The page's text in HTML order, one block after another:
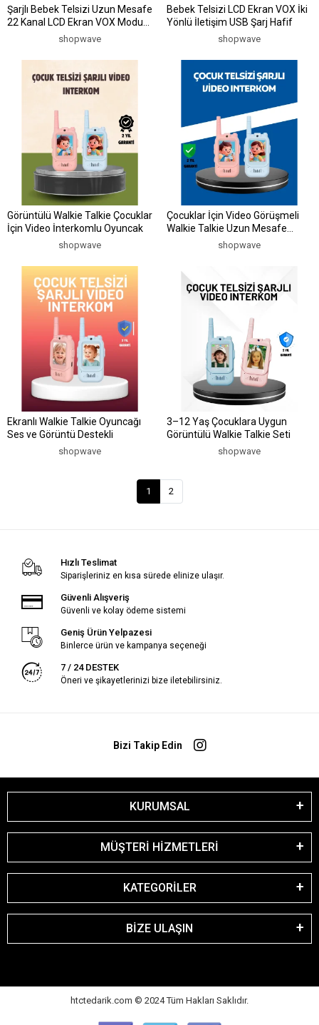
Şarjlı Bebek Telsizi Uzun Mesafe
22 Kanal LCD Ekran VOX Modu
shopwave
Bebek Telsizi LCD Ekran VOX İki
Yönlü İletişim USB Şarj Hafif
shopwave
Görüntülü Walkie Talkie Çocuklar
İçin Video İnterkomlu Oyuncak
shopwave
Çocuklar İçin Video Görüşmeli
Walkie Talkie Uzun Mesafe
shopwave
Ekranlı Walkie Talkie Oyuncağı
Ses ve Görüntü Destekli
shopwave
3–12 Yaş Çocuklara Uygun
Görüntülü Walkie Talkie Seti
shopwave
1 2
Hızlı Teslimat
Siparişleriniz en kısa sürede elinize ulaşır.
Güvenli Alışveriş
Güvenli ve kolay ödeme sistemi
Geniş Ürün Yelpazesi
Binlerce ürün ve kampanya seçeneği
7 / 24 DESTEK
Öneri ve şikayetlerinizi bize iletebilirsiniz.
Bizi Takip Edin
KURUMSAL
MÜŞTERİ HİZMETLERİ
KATEGORİLER
BİZE ULAŞIN
htctedarik.com © 2024 Tüm Hakları Saklıdır.